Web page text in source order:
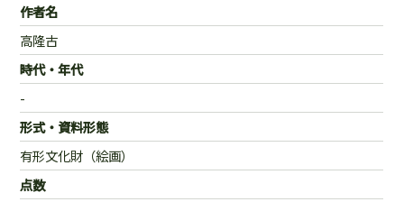
作者名
高隆古
時代・年代
-
形式・資料形態
有形文化財（絵画）
点数